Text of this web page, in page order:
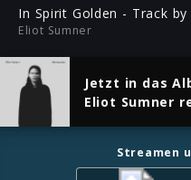
In Spirit Golden - Track by
Eliot Sumner
Jetzt in das
Eliot Sumner
Streamen